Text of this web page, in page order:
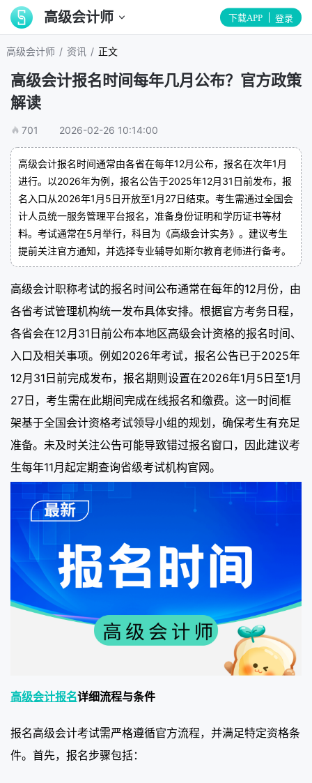
高级会计师 下载APP 登录
高级会计师 / 资讯 / 正文
高级会计报名时间每年几月公布？官方政策
解读
701 2026-02-26 10:14:00
高级会计报名时间通常由各省在每年12月公布，报名在次年1月
进行。以2026年为例，报名公告于2025年12月31日前发布，报
名入口从2026年1月5日开放至1月27日结束。考生需通过全国会
计人员统一服务管理平台报名，准备身份证明和学历证书等材
料。考试通常在5月举行，科目为《高级会计实务》。建议考生
提前关注官方通知，并选择专业辅导如斯尔教育老师进行备考。
高级会计职称考试的报名时间公布通常在每年的12月份，由
各省考试管理机构统一发布具体安排。根据官方考务日程，
各省会在12月31日前公布本地区高级会计资格的报名时间、
入口及相关事项。例如2026年考试，报名公告已于2025年
12月31日前完成发布，报名期则设置在2026年1月5日至1月
27日，考生需在此期间完成在线报名和缴费。这一时间框
架基于全国会计资格考试领导小组的规划，确保考生有充足
准备。未及时关注公告可能导致错过报名窗口，因此建议考
生每年11月起定期查询省级考试机构官网。
高级会计报名详细流程与条件
报名高级会计考试需严格遵循官方流程，并满足特定资格条
件。首先，报名步骤包括：